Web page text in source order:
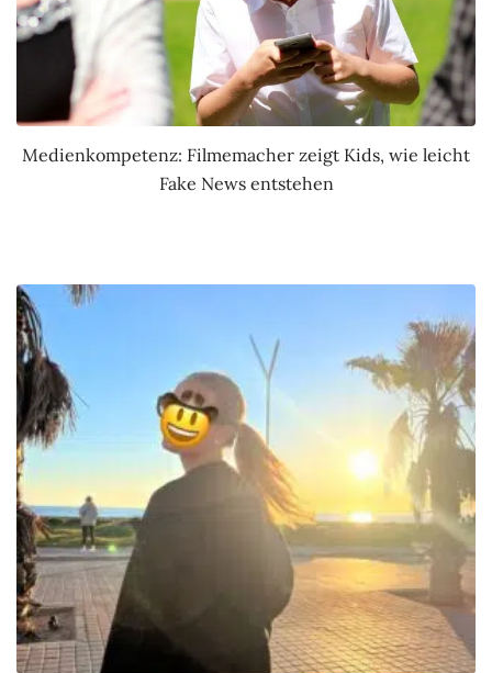
Medienkompetenz: Filmemacher zeigt Kids, wie leicht
Fake News entstehen